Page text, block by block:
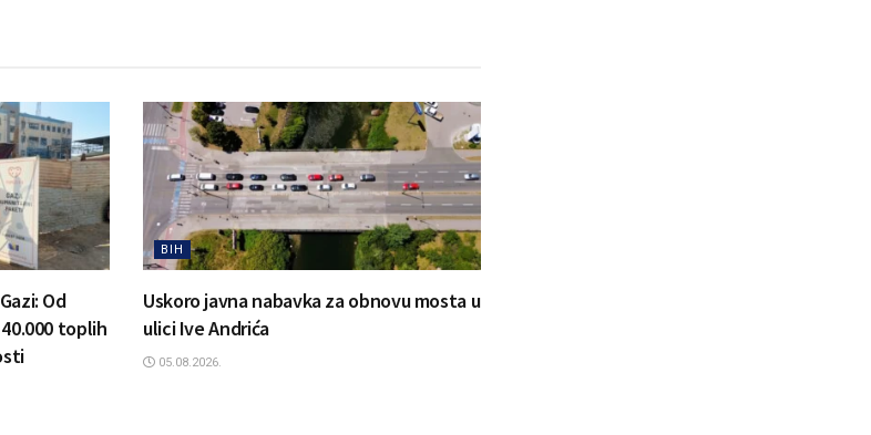
Od
toplih
BIH
Uskoro javna nabavka za obnovu mosta u
ulici Ive Andrića
05.08.2026.